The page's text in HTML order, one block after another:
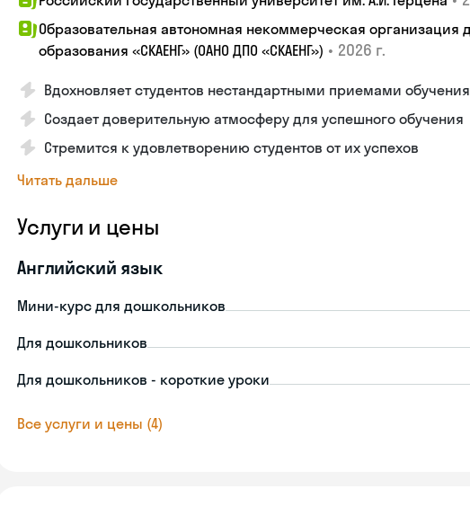
Образовательная автономная некоммерческая организация
образования «СКАЕНГ» (ОАНО ДПО «СКАЕНГ») • 2026 г.
Вдохновляет студентов нестандартными приемами обучения
Создает доверительную атмосферу для успешного обучения
Стремится к удовлетворению студентов от их успехов
Читать дальше
Услуги и цены
Английский язык
Мини-курс для дошкольников
Для дошкольников
Для дошкольников - короткие уроки
Все услуги и цены (4)